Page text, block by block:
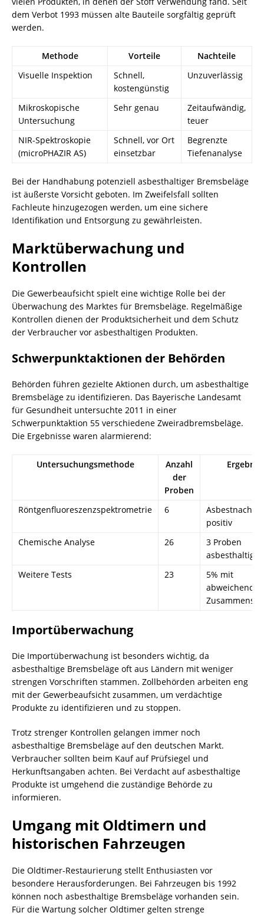
dem Verbot 1993 müssen alte Bauteile sorgfältig geprüft
werden.
Methode Vorteile
Nachteile
Visuelle Inspektion
Schnell,
kostengünstig
Unzuverlässig
Mikroskopische
Untersuchung
Sehr genau
Zeitaufwändig,
teuer
NIR-Spektroskopie
(microPHAZIR AS)
Schnell, vor Ort
einsetzbar
Begrenzte
Tiefenanalyse
Bei der Handhabung potenziell asbesthaltiger Bremsbeläge
ist äußerste Vorsicht geboten. Im Zweifelsfall sollten
Fachleute hinzugezogen werden, um eine sichere
Identifikation und Entsorgung zu gewährleisten.
Marktüberwachung und
Kontrollen
Die Gewerbeaufsicht spielt eine wichtige Rolle bei der
Überwachung des Marktes für Bremsbeläge. Regelmäßige
Kontrollen dienen der Produktsicherheit und dem Schutz
der Verbraucher vor asbesthaltigen Produkten.
Schwerpunktaktionen der Behörden
Behörden führen gezielte Aktionen durch, um asbesthaltige
Bremsbeläge zu identifizieren. Das Bayerische Landesamt
für Gesundheit untersuchte 2011 in einer
Schwerpunktaktion 55 verschiedene Zweiradbremsbeläge.
Die Ergebnisse waren alarmierend:
Untersuchungsmethode
Anzahl
der
Proben
Ergebnis
Röntgenfluoreszenzspektrometrie 6
positiv
Chemische Analyse
26
3 Proben
asbesthaltig
Weitere Tests
23
5% mit
abweichender
Importüberwachung
Die Importüberwachung ist besonders wichtig, da
asbesthaltige Bremsbeläge oft aus Ländern mit weniger
strengen Vorschriften stammen. Zollbehörden arbeiten eng
mit der Gewerbeaufsicht zusammen, um verdächtige
Produkte zu identifizieren und zu stoppen.
Trotz strenger Kontrollen gelangen immer noch
asbesthaltige Bremsbeläge auf den deutschen Markt.
Verbraucher sollten beim Kauf auf Prüfsiegel und
Herkunftsangaben achten. Bei Verdacht auf asbesthaltige
Produkte ist umgehend die zuständige Behörde zu
informieren.
Umgang mit Oldtimern und
historischen Fahrzeugen
Die Oldtimer-Restaurierung stellt Enthusiasten vor
besondere Herausforderungen. Bei Fahrzeugen bis 1992
können noch asbesthaltige Bremsbeläge vorhanden sein.
Für die Wartung solcher Oldtimer gelten strenge